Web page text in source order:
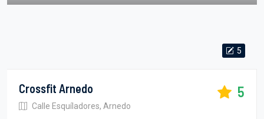
5
Crossfit Arnedo
Calle Esquíladores, Arnedo
5